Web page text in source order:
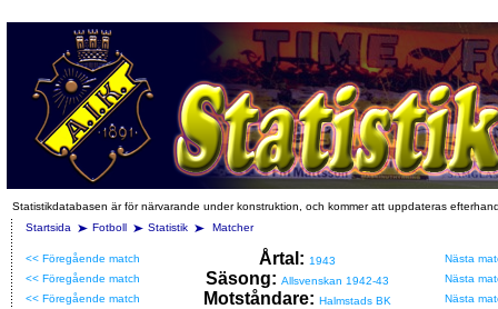
Statistikdatabasen är för närvarande under konstruktion, och kommer att uppdateras
Startsida
Fotboll Statistik Matcher
<< Föregående match Årtal: 1943
Nästa
<< Föregående match
Säsong: Allsvenskan 1942-43
Nästa
<< Föregående match
Motståndare: Halmstads BK Nästa